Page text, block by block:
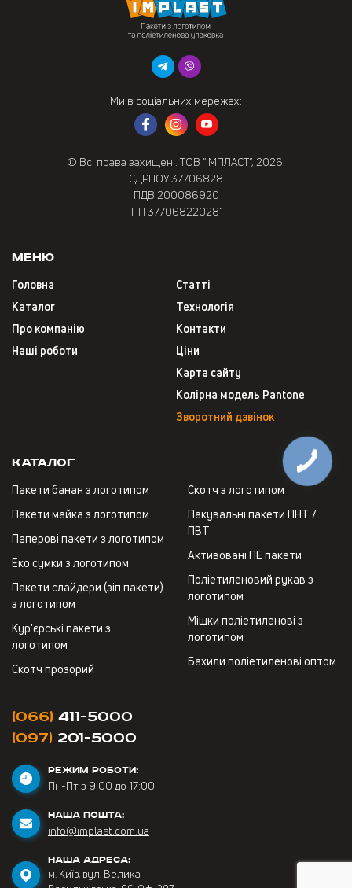
Ми в соціальних мережах:
© Всі права захищені. ТОВ “ІМПЛАСТ”, 2026.
ЄДРПОУ 37706828
ПДВ 200086920
ІПН 377068220281
Меню
Головна
Каталог
Про компанію
Наші роботи
Статті
Технологія
Контакти
Ціни
Карта сайту
Колірна модель Pantone
Зворотний дзвінок
Каталог
Пакети банан з логотипом
Пакети майка з логотипом
Паперові пакети з логотипом
Еко сумки з логотипом
Пакети слайдери (зіп пакети)
з логотипом
Кур'єрські пакети з
логотипом
Скотч прозорий
Скотч з логотипом
Пакувальні пакети ПНТ /
ПВТ
Активовані ПЕ пакети
Поліетиленовий рукав з
логотипом
Мішки поліетиленові з
логотипом
Бахили поліетиленові оптом
(066) 411-5000
(097) 201-5000
РЕЖИМ РОБОТИ:
Пн-Пт з 9:00 до 17:00
НАША ПОШТА:
info@implast.com.ua
НАША АДРЕСА:
м. Київ, вул. Велика